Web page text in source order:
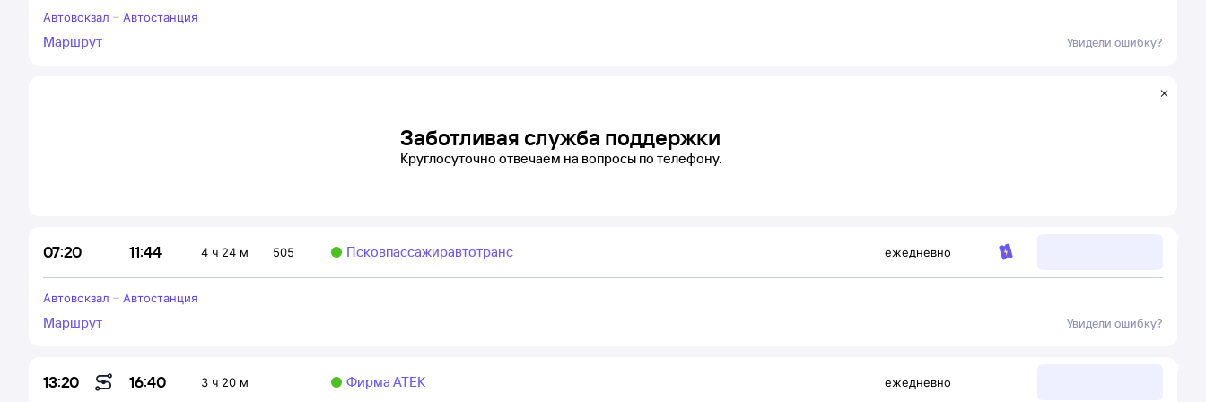
Автовокзал – Автостанция
Маршрут Увидели ошибку?
Заботливая служба поддержки
Круглосуточно отвечаем на вопросы по телефону.
07:20 11:44 4 ч 24 м 505 Псковпассажиравтотранс ежедневно
Автовокзал – Автостанция
Маршрут Увидели ошибку?
13:20 16:40 3 ч 20 м Фирма АТЕК ежедневно